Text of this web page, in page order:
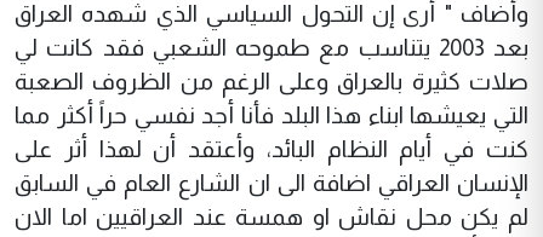
وأضاف " أرى إن التحول السياسي الذي شهده العراق
بعد 2003 يتناسب مع طموحه الشعبي فقد كانت لي
صلات كثيرة بالعراق وعلى الرغم من الظروف الصعبة
التي يعيشها ابناء هذا البلد فأنا أجد نفسي حراً أكثر مما
كنت في أيام النظام البائد، وأعتقد أن لهذا أثر على
الإنسان العراقي اضافة الى ان الشارع العام في السابق
لم يكن محل نقاش او همسة عند العراقيين اما الان